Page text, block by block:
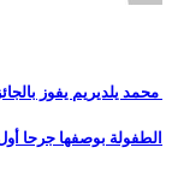
تصفّح
المقالات
محمد يلديريم يفوز
الطفولة بوصفها جرحا